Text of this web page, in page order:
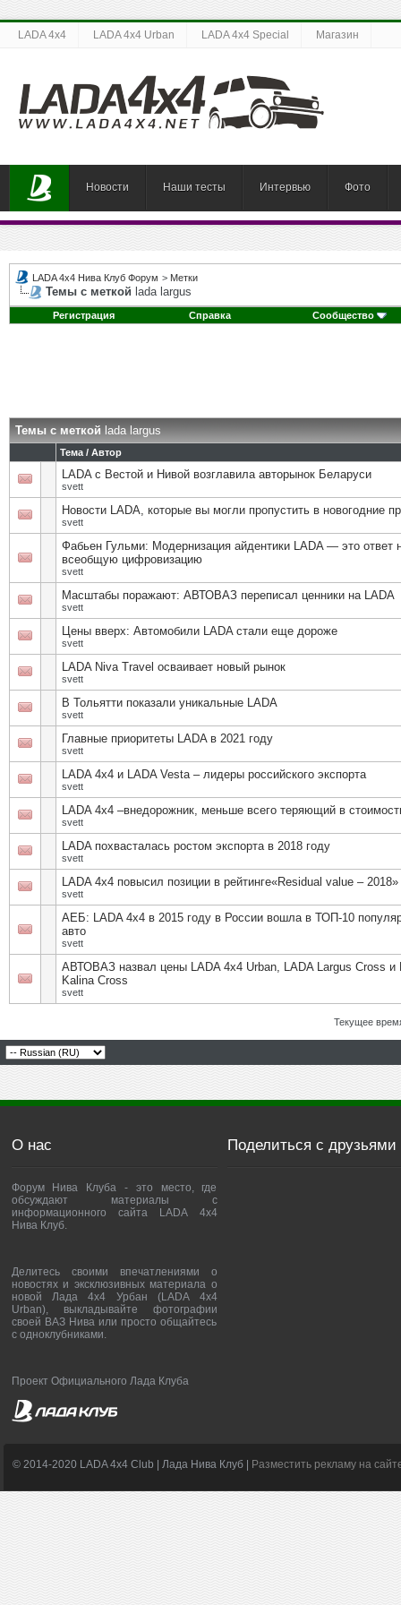
LADA 4x4 LADA 4x4 Urban LADA 4x4 Special Магазин
Новости Наши тесты Интервью Фото
LADA 4x4 Нива Клуб Форум > Метки
Темы с меткой lada largus
Регистрация Справка Сообщество
Темы с меткой lada largus
Тема / Автор
LADA с Вестой и Нивой возглавила авторынок Беларуси
svett
Новости LADA, которые вы могли пропустить в новогодние
svett
Фабьен Гульми: Модернизация айдентики LADA — это ответ
всеобщую цифровизацию
svett
Масштабы поражают: АВТОВАЗ переписал ценники на LADA
svett
Цены вверх: Автомобили LADA стали еще дороже
svett
LADA Niva Travel осваивает новый рынок
svett
В Тольятти показали уникальные LADA
svett
Главные приоритеты LADA в 2021 году
svett
LADA 4x4 и LADA Vesta – лидеры российского экспорта
svett
LADA 4x4 –внедорожник, меньше всего теряющий в
svett
LADA похвасталась ростом экспорта в 2018 году
svett
LADA 4x4 повысил позиции в рейтинге«Residual value – 2018»
svett
АЕБ: LADA 4х4 в 2015 году в России вошла в ТОП-10
авто
svett
АВТОВАЗ назвал цены LADA 4х4 Urban, LADA Largus Cross и
Kalina Cross
svett
Текущее
О нас
Форум Нива Клуба - это место, где
обсуждают материалы с
информационного сайта LADA 4x4
Нива Клуб.
Делитесь своими впечатлениями о
новостях и эксклюзивных материала о
новой Лада 4х4 Урбан (LADA 4x4
Urban), выкладывайте фотографии
своей ВАЗ Нива или просто общайтесь
с одноклубниками.
Проект Официального Лада Клуба
Поделиться с друзьями
© 2014-2020 LADA 4x4 Club | Лада Нива Клуб | Разместить рекламу на